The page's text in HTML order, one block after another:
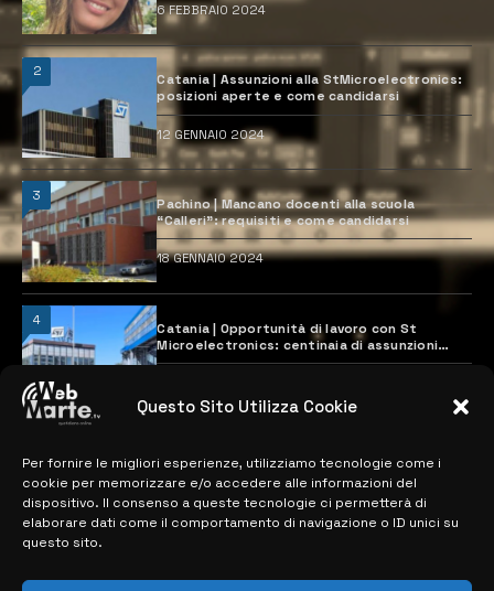
Questo Sito Utilizza Cookie
Per fornire le migliori esperienze, utilizziamo tecnologie come i
cookie per memorizzare e/o accedere alle informazioni del
dispositivo. Il consenso a queste tecnologie ci permetterà di
elaborare dati come il comportamento di navigazione o ID unici su
questo sito.
6 FEBBRAIO 2024
2
Catania | Assunzioni alla StMicroelectronics:
posizioni aperte e come candidarsi
12 GENNAIO 2024
3
Pachino | Mancano docenti alla scuola
“Calleri”: requisiti e come candidarsi
18 GENNAIO 2024
4
Catania | Opportunità di lavoro con St
Microelectronics: centinaia di assunzioni
previste
MAPPA DEL SITO
> NOTIZIE